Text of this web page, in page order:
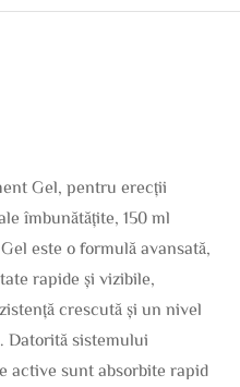
Gel, pentru erecții
îmbunătățite, 150 ml
este o formulă avansată,
rapide și vizibile,
crescută și un nivel
Datorită sistemului
active sunt absorbite rapid